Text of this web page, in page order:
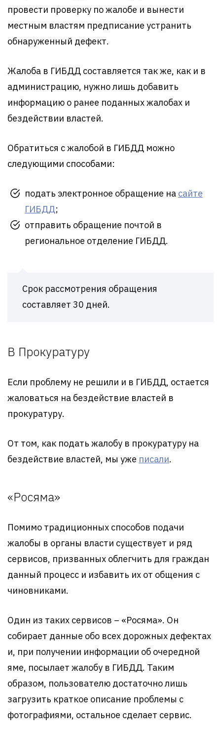
провести проверку по жалобе и вынести
местным властям предписание устранить
обнаруженный дефект.
Жалоба в ГИБДД составляется так же, как и в
администрацию, нужно лишь добавить
информацию о ранее поданных жалобах и
бездействии властей.
Обратиться с жалобой в ГИБДД можно
следующими способами:
подать электронное обращение на сайте
ГИБДД;
отправить обращение почтой в
региональное отделение ГИБДД.
Срок рассмотрения обращения
составляет 30 дней.
В Прокуратуру
Если проблему не решили и в ГИБДД, остается
жаловаться на бездействие властей в
прокуратуру.
От том, как подать жалобу в прокуратуру на
бездействие властей, мы уже писали.
«Росяма»
Помимо традиционных способов подачи
жалобы в органы власти существует и ряд
сервисов, призванных облегчить для граждан
данный процесс и избавить их от общения с
чиновниками.
Один из таких сервисов – «Росяма». Он
собирает данные обо всех дорожных дефектах
и, при получении информации об очередной
яме, посылает жалобу в ГИБДД. Таким
образом, пользователю достаточно лишь
загрузить краткое описание проблемы с
фотографиями, остальное сделает сервис.